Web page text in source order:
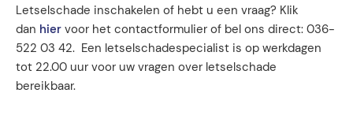
Letselschade inschakelen of hebt u een vraag? Klik
dan hier voor het contactformulier of bel ons direct: 036-
522 03 42. Een letselschadespecialist is op werkdagen
tot 22.00 uur voor uw vragen over letselschade
bereikbaar.